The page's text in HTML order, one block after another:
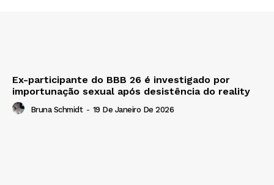
Ex-participante do BBB 26 é investigado por
importunação sexual após desistência do reality
Bruna Schmidt - 19 De Janeiro De 2026